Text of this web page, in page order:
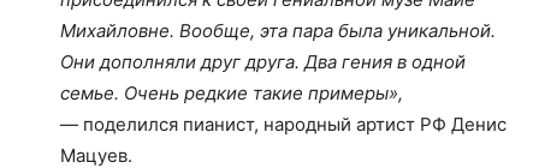
Михайловне. Вообще, эта пара была уникальной.
Они дополняли друг друга. Два гения в одной
семье. Очень редкие такие примеры»,
— поделился пианист, народный артист РФ Денис
Мацуев.